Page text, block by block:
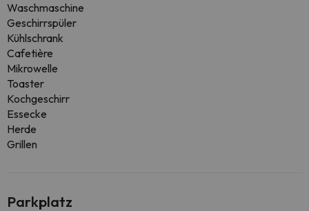
Waschmaschine
Geschirrspüler
Kühlschrank
Cafetière
Mikrowelle
Toaster
Kochgeschirr
Essecke
Herde
Grillen
Parkplatz